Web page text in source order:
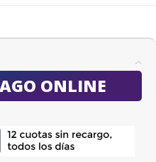
ONLINE